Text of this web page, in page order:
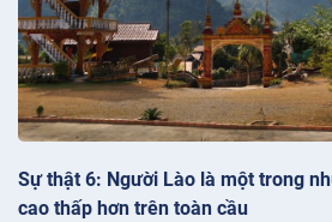
Sự thật 6: Người Lào là một trong
cao thấp hơn trên toàn cầu